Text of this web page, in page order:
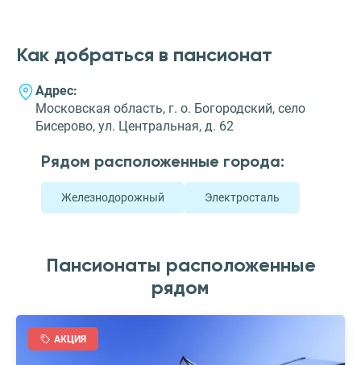
Как добраться в пансионат
Адрес:
Московская область, г. о. Богородский, село
Бисерово, ул. Центральная, д. 62
Рядом расположенные города:
Железнодорожный Электросталь
Пансионаты расположенные
рядом
АКЦИЯ